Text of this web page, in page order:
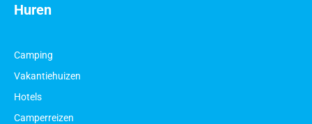
Huren
Camping
Vakantiehuizen
Hotels
Camperreizen